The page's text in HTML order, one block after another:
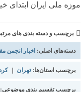
موزه ملی ایران ابتدای
برچسب و دسته بندی های
دسته‌های اصلی: اخبار انجمن
برچسب استان‌ها:تهران
برچسب تقسیم بندی موضوعی: